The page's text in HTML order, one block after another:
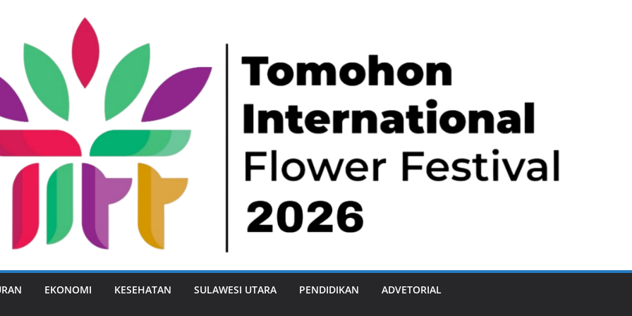
EKONOMI KESEHATAN SULAWESI UTARA PENDIDIKAN ADVETORIAL